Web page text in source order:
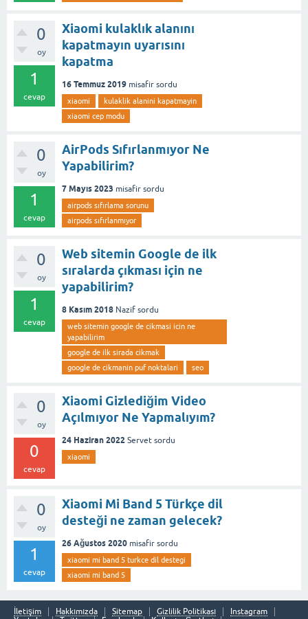
0
oy
1
cevap
Xiaomi kulaklık alanını
kapatmayın uyarısını
kapatma
16 Temmuz 2019 misafir sordu
xiaomi
kulaklik alanini kapatmayin
xiaomi cep modu
0
oy
1
cevap
AirPods Sıfırlanmıyor Ne
Yapabilirim?
7 Mayıs 2023 misafir sordu
airpods sıfırlama sorunu
airpods sıfırlanmıyor
0
oy
1
cevap
Web sitemin Google de ilk
sıralarda çıkması için ne
yapabilirim?
8 Kasım 2018 Nazif sordu
web sitemin google de cikmasi icin ne
yapabilirim
google de ilk sirada cikmak
google de cikmanin puf noktalari
seo
0
oy
0
cevap
Xiaomi Gizlediğim Video
Açılmıyor Ne Yapmalıyım?
24 Haziran 2022 Servet sordu
xiaomi
0
oy
1
cevap
Xiaomi Mi Band 5 Türkçe dil
desteği ne zaman gelecek?
26 Ağustos 2020 misafir sordu
xiaomi mi band 5 turkce dil destegi
xiaomi mi band 5
İletişim Hakkımızda Sitemap Gizlilik Politikası
Instagram